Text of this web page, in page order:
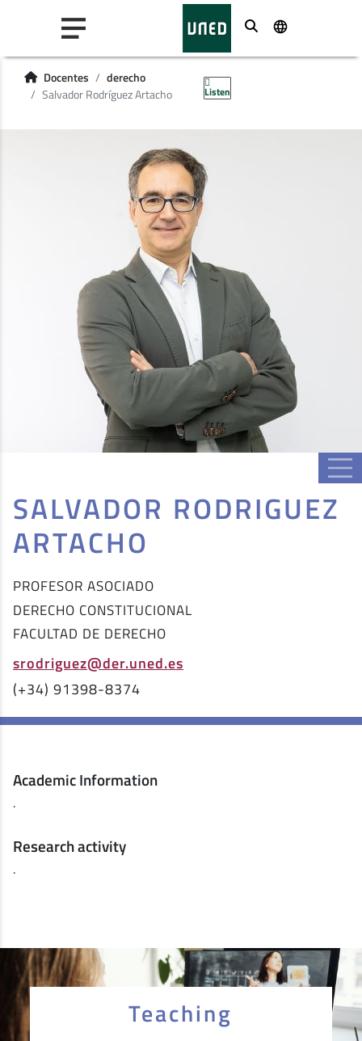
Buscar
Docentes
derecho
Salvador Rodríguez Artacho
Listen
SALVADOR RODRIGUEZ
ARTACHO
PROFESOR ASOCIADO
DERECHO CONSTITUCIONAL
FACULTAD DE DERECHO
srodriguez@der.uned.es
(+34) 91398-8374
Academic Information
.
Research activity
.
Teaching